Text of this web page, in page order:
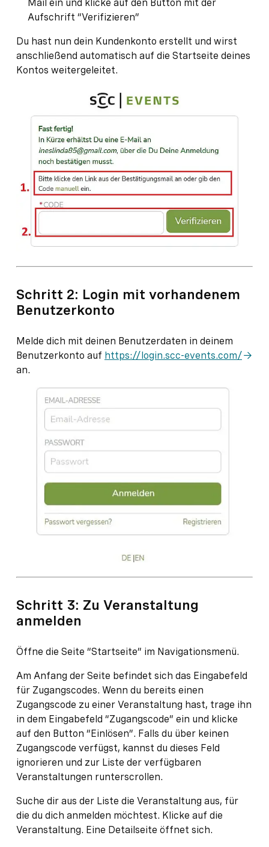
Mail ein und klicke auf den Button mit der
Aufschrift “Verifizieren”
Du hast nun dein Kundenkonto erstellt und wirst
anschließend automatisch auf die Startseite deines
Kontos weitergeleitet.
Schritt 2: Login mit vorhandenem
Benutzerkonto
Melde dich mit deinen Benutzerdaten in deinem
Benutzerkonto auf https://login.scc-events.com/
an.
Schritt 3: Zu Veranstaltung
anmelden
Öffne die Seite “Startseite” im Navigationsmenü.
Am Anfang der Seite befindet sich das Eingabefeld
für Zugangscodes. Wenn du bereits einen
Zugangscode zu einer Veranstaltung hast, trage ihn
in dem Eingabefeld “Zugangscode” ein und klicke
auf den Button “Einlösen”. Falls du über keinen
Zugangscode verfügst, kannst du dieses Feld
ignorieren und zur Liste der verfügbaren
Veranstaltungen runterscrollen.
Suche dir aus der Liste die Veranstaltung aus, für
die du dich anmelden möchtest. Klicke auf die
Veranstaltung. Eine Detailseite öffnet sich.